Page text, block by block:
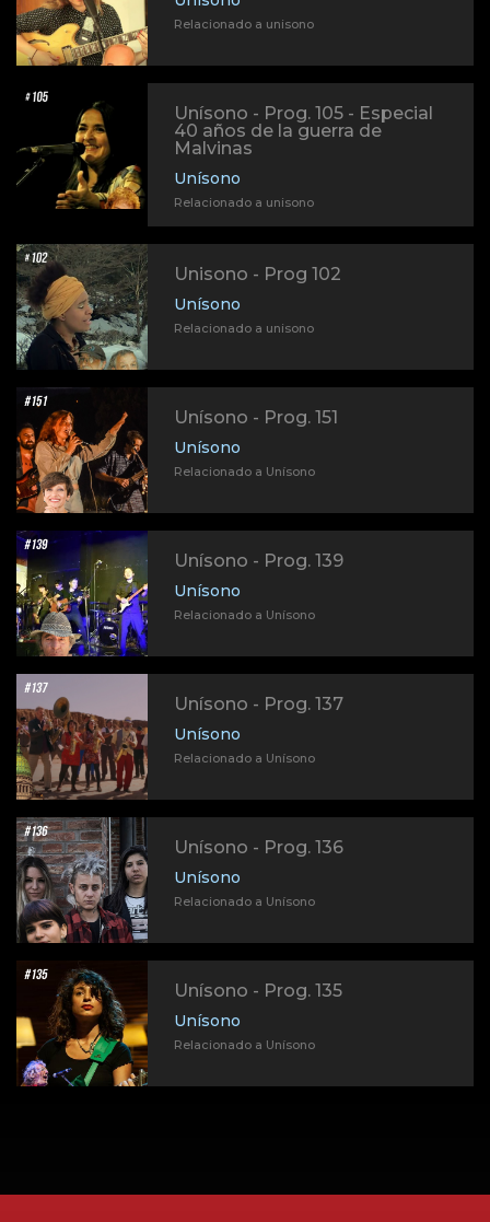
Relacionado a unisono
Unísono - Prog. 105 - Especial
40 años de la guerra de
Malvinas
Unísono
Relacionado a unisono
Unisono - Prog 102
Unísono
Relacionado a unisono
Unísono - Prog. 151
Unísono
Relacionado a Unísono
Unísono - Prog. 139
Unísono
Relacionado a Unísono
Unísono - Prog. 137
Unísono
Relacionado a Unísono
Unísono - Prog. 136
Unísono
Relacionado a Unísono
Unísono - Prog. 135
Unísono
Relacionado a Unísono